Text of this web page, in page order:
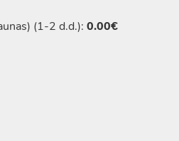
(1-2 d.d.): 0.00€